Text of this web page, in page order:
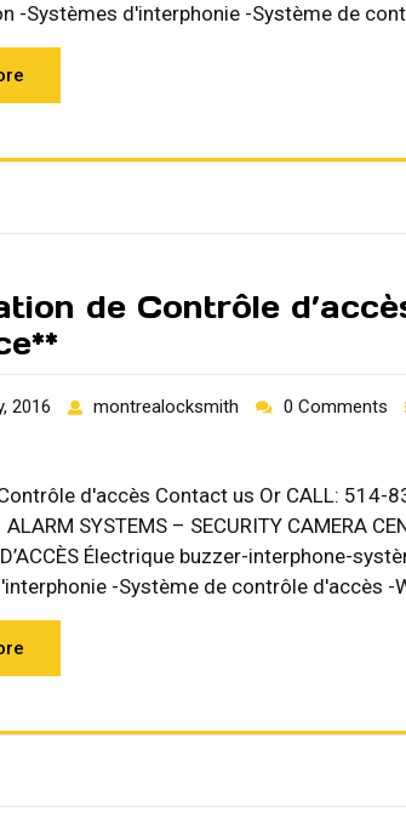
-Systèmes d'interphonie -Système de
de Contrôle
2016 montrealocksmith 0 Comments
d'accès Contact us Or CALL: 514-
SYSTEMS – SECURITY CAMERA
D’ACCÈS Électrique buzzer-interphone-
-Système de contrôle d'accès -